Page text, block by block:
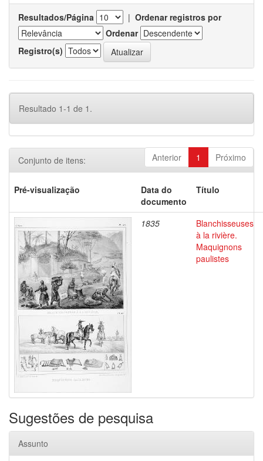
Resultados/Página | Ordenar registros por
Ordenar
Registro(s)
Resultado 1-1 de 1.
Anterior 1 Próximo
Conjunto de itens:
Pré-visualização
Data do
documento
Título
1835
Blanchisseuses
à la rivière.
Maquignons
paulistes
Sugestões de pesquisa
Assunto